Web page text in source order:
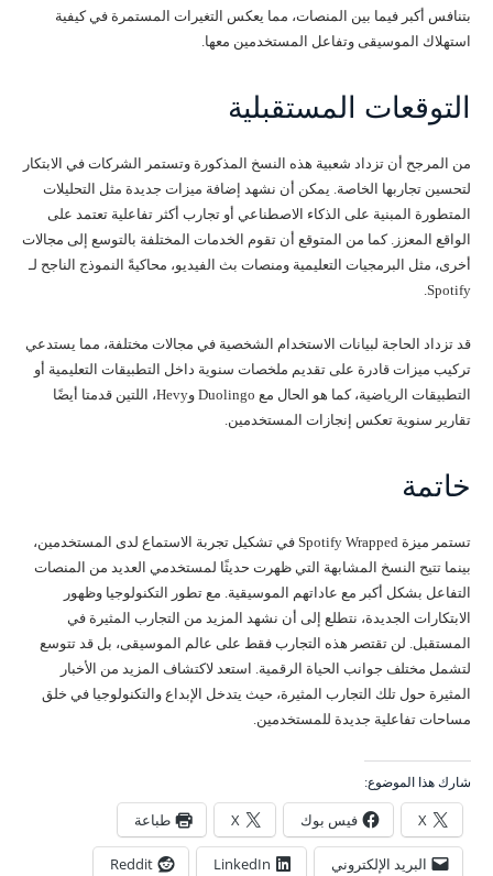
بتنافس أكبر فيما بين المنصات، مما يعكس التغيرات المستمرة في كيفية
استهلاك الموسيقى وتفاعل المستخدمين معها.
التوقعات المستقبلية
من المرجح أن تزداد شعبية هذه النسخ المذكورة وتستمر الشركات في الابتكار
لتحسين تجاربها الخاصة. يمكن أن نشهد إضافة ميزات جديدة مثل التحليلات
المتطورة المبنية على الذكاء الاصطناعي أو تجارب أكثر تفاعلية تعتمد على
الواقع المعزز. كما من المتوقع أن تقوم الخدمات المختلفة بالتوسع إلى مجالات
أخرى، مثل البرمجيات التعليمية ومنصات بث الفيديو، محاكيةً النموذج الناجح لـ
Spotify.
قد تزداد الحاجة لبيانات الاستخدام الشخصية في مجالات مختلفة، مما يستدعي
تركيب ميزات قادرة على تقديم ملخصات سنوية داخل التطبيقات التعليمية أو
التطبيقات الرياضية، كما هو الحال مع Duolingo وHevy، اللتين قدمتا أيضًا
تقارير سنوية تعكس إنجازات المستخدمين.
خاتمة
تستمر ميزة Spotify Wrapped في تشكيل تجربة الاستماع لدى المستخدمين،
بينما تتيح النسخ المشابهة التي ظهرت حديثًا لمستخدمي العديد من المنصات
التفاعل بشكل أكبر مع عاداتهم الموسيقية. مع تطور التكنولوجيا وظهور
الابتكارات الجديدة، نتطلع إلى أن نشهد المزيد من التجارب المثيرة في
المستقبل. لن تقتصر هذه التجارب فقط على عالم الموسيقى، بل قد تتوسع
لتشمل مختلف جوانب الحياة الرقمية. استعد لاكتشاف المزيد من الأخبار
المثيرة حول تلك التجارب المثيرة، حيث يتدخل الإبداع والتكنولوجيا في خلق
مساحات تفاعلية جديدة للمستخدمين.
شارك هذا الموضوع:
X فيس بوك X طباعة
البريد الإلكتروني LinkedIn
Reddit